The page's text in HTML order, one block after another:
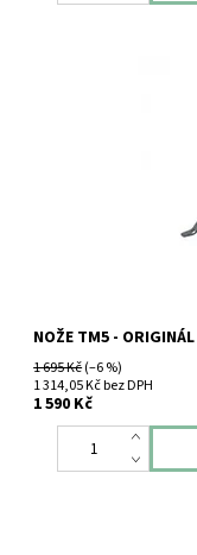
NOŽE TM5 - ORIGINÁL
1 695 Kč(–6 %)
1 314,05 Kč bez DPH
1 590 Kč